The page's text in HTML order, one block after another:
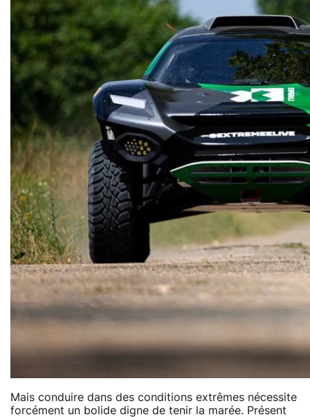
Mais conduire dans des conditions extrêmes nécessite
forcément un bolide digne de tenir la marée. Présent